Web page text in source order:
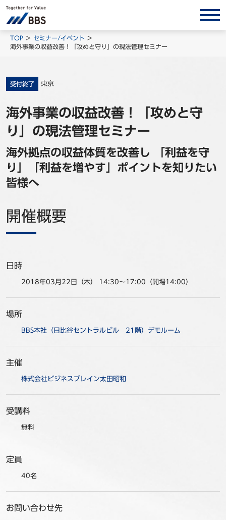
BBSグループネットワーク サステナビリティ 企業情報
サービス/ソリューション
インサイト
コラム
ホワイトペーパー
調査レポート
TOP
セミナー/イベント
海外事業の収益改善！「攻めと守り」の現法管理セミナー
受付終了 東京
海外事業の収益改善！「攻めと守
り」の現法管理セミナー
海外拠点の収益体質を改善し 「利益を守
り」「利益を増やす」ポイントを知りたい
皆様へ
開催概要
日時
2018年03月22日（木） 14:30～17:00（開場14:00）
場所
BBS本社（日比谷セントラルビル 21階）デモルーム
主催
株式会社ビジネスブレイン太田昭和
受講料
無料
定員
40名
お問い合わせ先